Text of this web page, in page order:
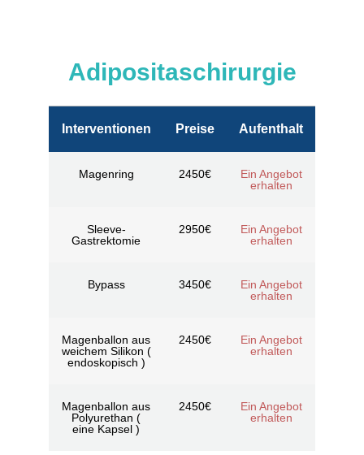
Adipositaschirurgie
Interventionen Preise Aufenthalt
Magenring 2450€
Ein Angebot
erhalten
Sleeve-
Gastrektomie
2950€
Ein Angebot
erhalten
Bypass 3450€
Ein Angebot
erhalten
Magenballon aus
weichem Silikon (
endoskopisch )
2450€
Ein Angebot
erhalten
Magenballon aus
Polyurethan (
eine Kapsel )
2450€
Ein Angebot
erhalten